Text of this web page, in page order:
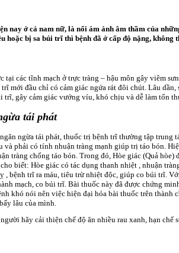
nay ở cả nam nữ, là nổi ám ảnh âm thầm của
hoặc bị sa búi trĩ thì bệnh đã ở cấp độ nặng, không
tại các tĩnh mạch ở trực tràng – hậu môn gây viêm
mới đầu chỉ có cảm giác ngứa rát đôi chút. Lâu
trĩ, gây cảm giác vướng víu, khó chịu và dễ làm tổn
tái phát
ngừa tái phát, thuốc trị bệnh trĩ thường tập trung
và phải có tính nhuận tràng mạnh giúp trị táo bón.
tràng chống táo bón. Trong đó, Hòe giác (Quả
biết: Hòe giác có tác dụng thanh nhiệt , nhuận
bệnh trĩ ra máu, tiêu trừ nhiệt độc, giúp co búi trĩ.
mạch, co búi trĩ. Bài thuốc này đã được chứng
nói nên việc hiện đại hóa bài thuốc trên thành
lâu của mình.
hãy cải thiện chế độ ăn nhiều rau xanh, hạn